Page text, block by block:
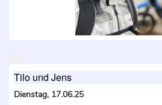
Tilo und Jens
Dienstag, 17.06.25